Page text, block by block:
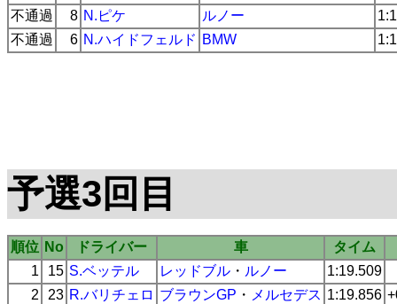
不通過
8 N.ピケ ルノー
不通過
6 N.ハイドフェルド BMW
予選3回目
順位 No ドライバー 車
タイム
1
15 S.ベッテル レッドブル ・ ルノー
1:19.509
2
23 R.バリチェロ ブラウンGP ・ メルセデス 1:19.856